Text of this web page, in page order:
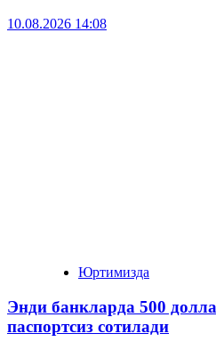
10.08.2026 14:08
Юртимизда
Энди банкларда 500
паспортсиз сотилади